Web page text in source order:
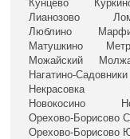
Кунцево
Лианозово
Люблино
Матушкино
Можайский
Нагатино-Садовники
Некрасовка
Новокосино
Орехово-Борисово
Орехово-Борисово